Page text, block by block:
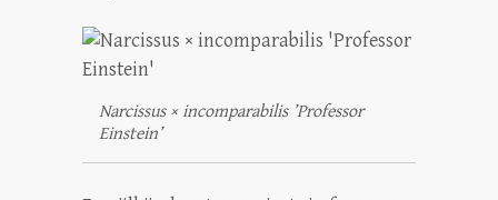
Narcissus × incomparabilis ’Professor
Einstein’